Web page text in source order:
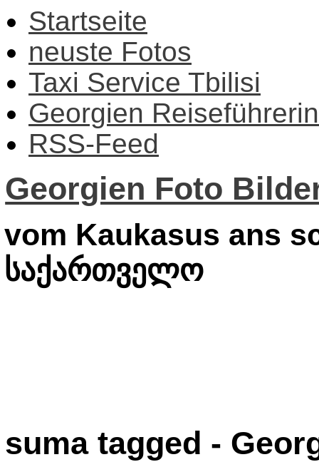
Startseite
neuste Fotos
Taxi Service Tbilisi
Georgien Reiseführerin
RSS-Feed
Georgien Foto
vom Kaukasus ans
საქართველო
suma tagged -